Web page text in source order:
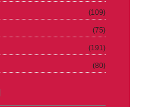
(109)
(75)
(191)
(80)